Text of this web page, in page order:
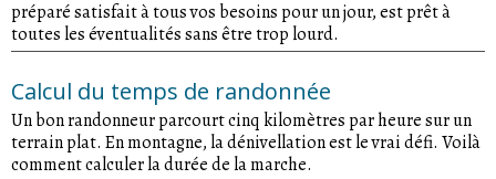
préparé satisfait à tous vos besoins pour un jour, est prêt à
toutes les éventualités sans être trop lourd.
Calcul du temps de randonnée
Un bon randonneur parcourt cinq kilomètres par heure sur un
terrain plat. En montagne, la dénivellation est le vrai défi. Voilà
comment calculer la durée de la marche.